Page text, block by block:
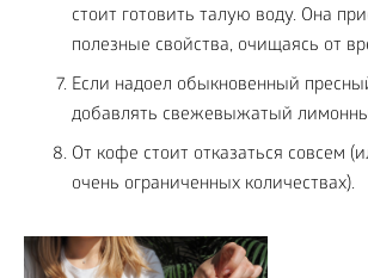
стоит готовить талую воду. Она
полезные свойства, очищаясь от
Если надоел обыкновенный
добавлять свежевыжатый
От кофе стоит отказаться совсем
очень ограниченных количествах).